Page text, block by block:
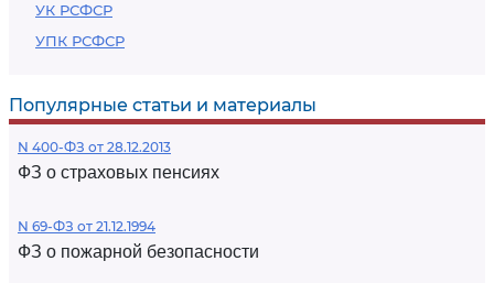
УК РСФСР
УПК РСФСР
Популярные статьи и материалы
N 400-ФЗ от 28.12.2013
ФЗ о страховых пенсиях
N 69-ФЗ от 21.12.1994
ФЗ о пожарной безопасности